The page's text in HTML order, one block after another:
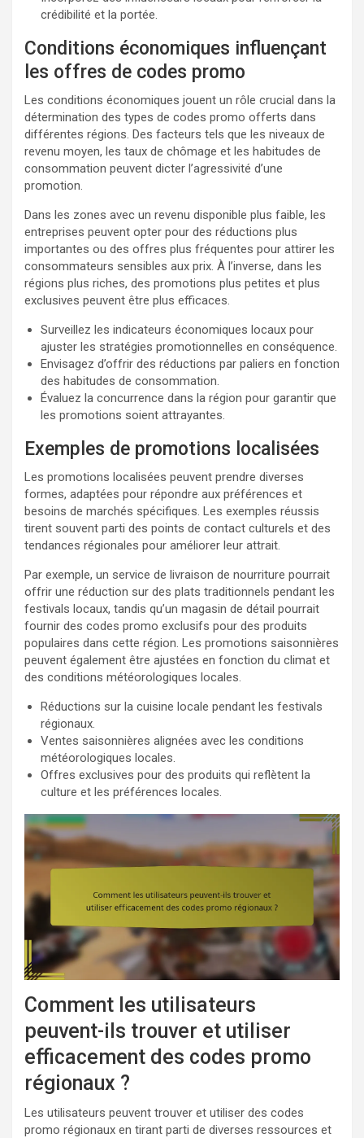
crédibilité et la portée.
Conditions économiques influençant
les offres de codes promo
Les conditions économiques jouent un rôle crucial dans la
détermination des types de codes promo offerts dans
différentes régions. Des facteurs tels que les niveaux de
revenu moyen, les taux de chômage et les habitudes de
consommation peuvent dicter l’agressivité d’une
promotion.
Dans les zones avec un revenu disponible plus faible, les
entreprises peuvent opter pour des réductions plus
importantes ou des offres plus fréquentes pour attirer les
consommateurs sensibles aux prix. À l’inverse, dans les
régions plus riches, des promotions plus petites et plus
exclusives peuvent être plus efficaces.
Surveillez les indicateurs économiques locaux pour
ajuster les stratégies promotionnelles en conséquence.
Envisagez d’offrir des réductions par paliers en fonction
des habitudes de consommation.
Évaluez la concurrence dans la région pour garantir que
les promotions soient attrayantes.
Exemples de promotions localisées
Les promotions localisées peuvent prendre diverses
formes, adaptées pour répondre aux préférences et
besoins de marchés spécifiques. Les exemples réussis
tirent souvent parti des points de contact culturels et des
tendances régionales pour améliorer leur attrait.
Par exemple, un service de livraison de nourriture pourrait
offrir une réduction sur des plats traditionnels pendant les
festivals locaux, tandis qu’un magasin de détail pourrait
fournir des codes promo exclusifs pour des produits
populaires dans cette région. Les promotions saisonnières
peuvent également être ajustées en fonction du climat et
des conditions météorologiques locales.
Réductions sur la cuisine locale pendant les festivals
régionaux.
Ventes saisonnières alignées avec les conditions
météorologiques locales.
Offres exclusives pour des produits qui reflètent la
culture et les préférences locales.
Comment les utilisateurs
peuvent-ils trouver et utiliser
efficacement des codes promo
régionaux ?
Les utilisateurs peuvent trouver et utiliser des codes
promo régionaux en tirant parti de diverses ressources et